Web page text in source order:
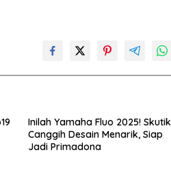
Inilah Yamaha Fluo 2025! Skutik
Canggih Desain Menarik, Siap
Jadi Primadona